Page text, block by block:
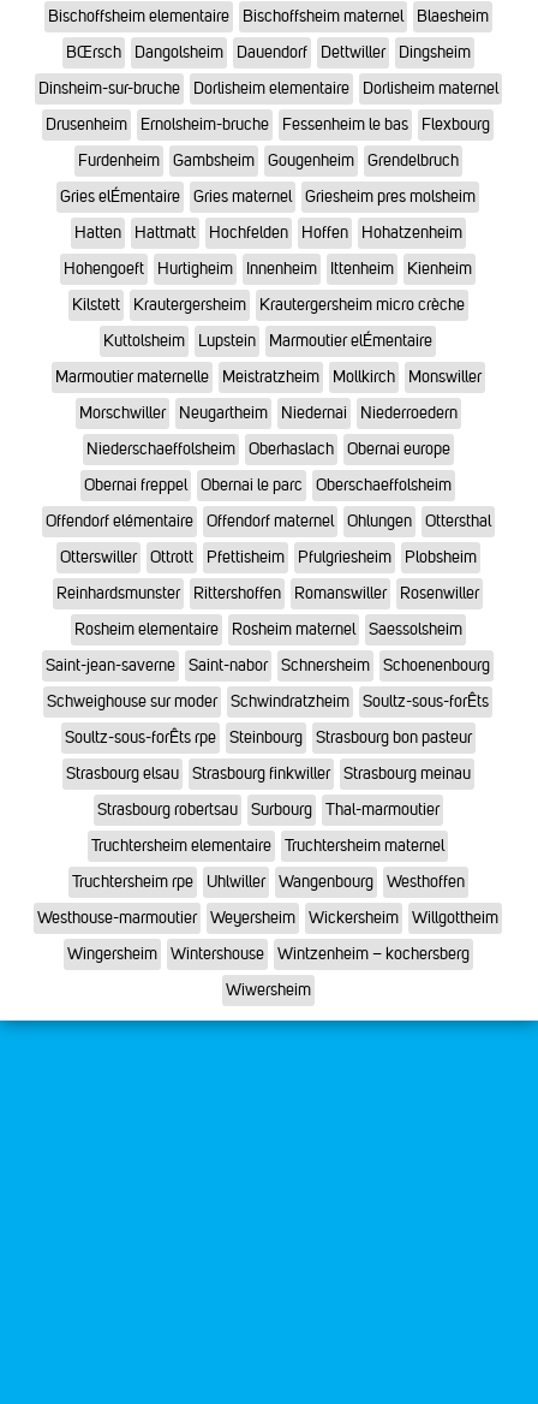
Bischoffsheim elementaire
Bischoffsheim maternel
Blaesheim
BŒrsch
Dangolsheim Dauendorf Dettwiller
Dingsheim
Dinsheim-sur-bruche
Dorlisheim elementaire
Dorlisheim maternel
Drusenheim
Ernolsheim-bruche Fessenheim le bas
Flexbourg
Furdenheim
Gambsheim Gougenheim
Grendelbruch
Gries elÉmentaire
Gries maternel
Griesheim pres molsheim
Hatten
Hattmatt Hochfelden Hoffen
Hohatzenheim
Hohengoeft
Hurtigheim Innenheim Ittenheim
Kienheim
Kilstett
Krautergersheim
Krautergersheim micro crèche
Kuttolsheim
Lupstein
Marmoutier elÉmentaire
Marmoutier maternelle
Meistratzheim Mollkirch
Monswiller
Morschwiller
Neugartheim Niedernai
Niederroedern
Niederschaeffolsheim
Oberhaslach
Obernai europe
Obernai freppel
Obernai le parc
Oberschaeffolsheim
Offendorf elémentaire
Offendorf maternel Ohlungen
Ottersthal
Otterswiller
Ottrott Pfettisheim Pfulgriesheim
Plobsheim
Reinhardsmunster
Rittershoffen Romanswiller
Rosenwiller
Rosheim elementaire
Rosheim maternel
Saessolsheim
Saint-jean-saverne
Saint-nabor Schnersheim
Schoenenbourg
Schweighouse sur moder
Schwindratzheim
Soultz-sous-forÊts
Soultz-sous-forÊts rpe
Steinbourg
Strasbourg bon pasteur
Strasbourg elsau
Strasbourg finkwiller
Strasbourg meinau
Strasbourg robertsau
Surbourg
Thal-marmoutier
Truchtersheim elementaire
Truchtersheim maternel
Truchtersheim rpe
Uhlwiller Wangenbourg
Westhoffen
Westhouse-marmoutier
Weyersheim Wickersheim
Willgottheim
Wingersheim
Wintershouse
Wintzenheim – kochersberg
Wiwersheim